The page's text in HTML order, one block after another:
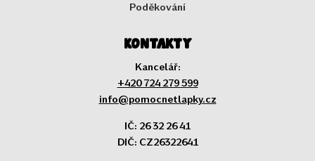
Poděkování
Kontakty
Kancelář:
+420 724 279 599
info@pomocnetlapky.cz
IČ: 26 32 26 41
DIČ: CZ26322641